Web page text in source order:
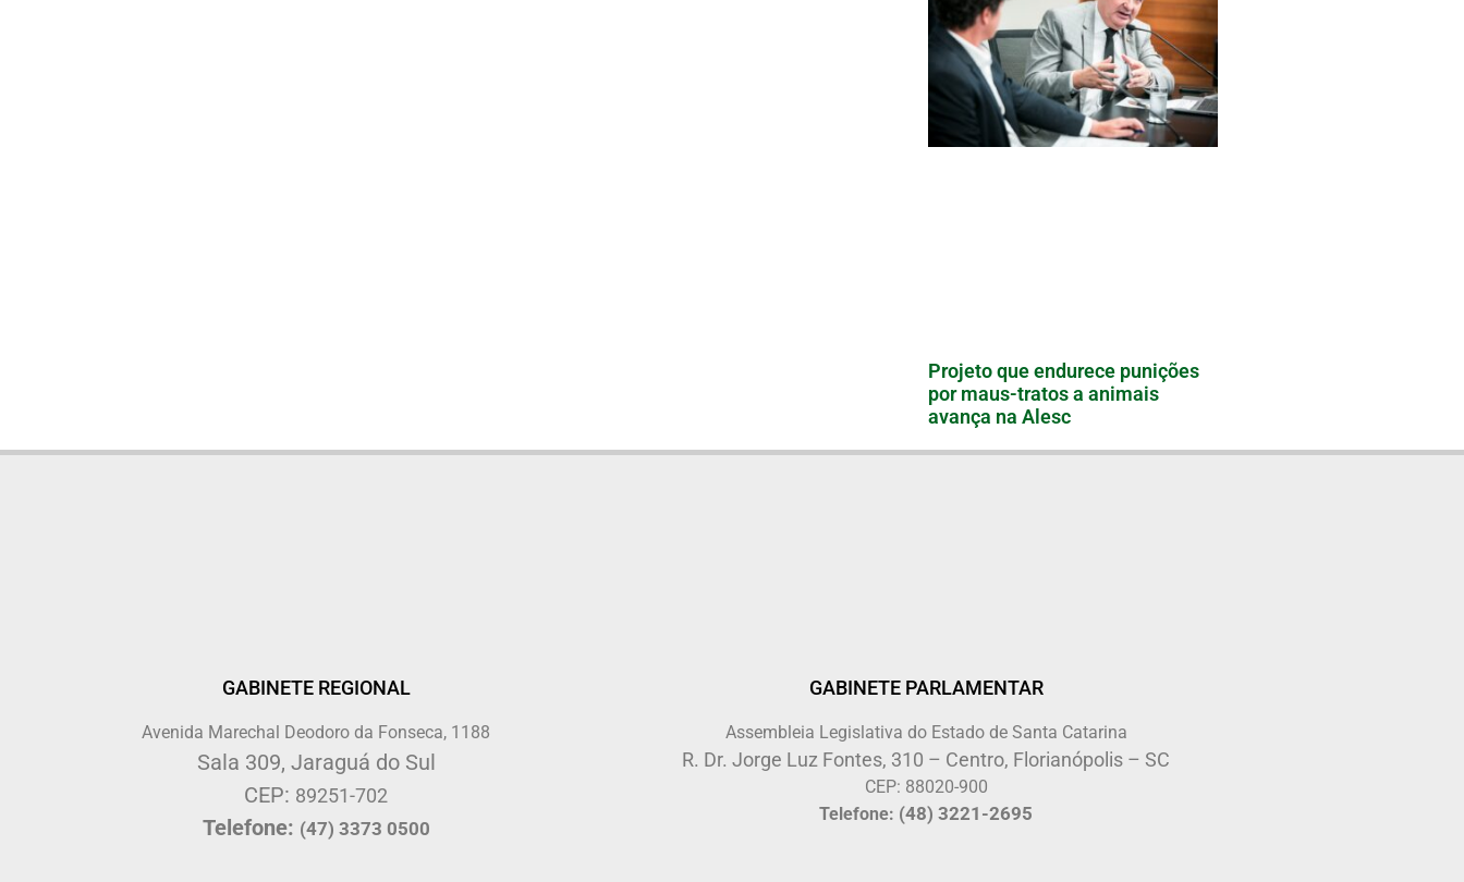
Projeto que endurece punições
por maus-tratos a animais
avança na Alesc
GABINETE REGIONAL
Avenida Marechal Deodoro da Fonseca, 1188
Sala 309, Jaraguá do Sul
CEP: 89251-702
Telefone: (47) 3373 0500
GABINETE PARLAMENTAR
Assembleia Legislativa do Estado de Santa Catarina
R. Dr. Jorge Luz Fontes, 310 – Centro, Florianópolis – SC
CEP: 88020-900
Telefone: (48) 3221-2695